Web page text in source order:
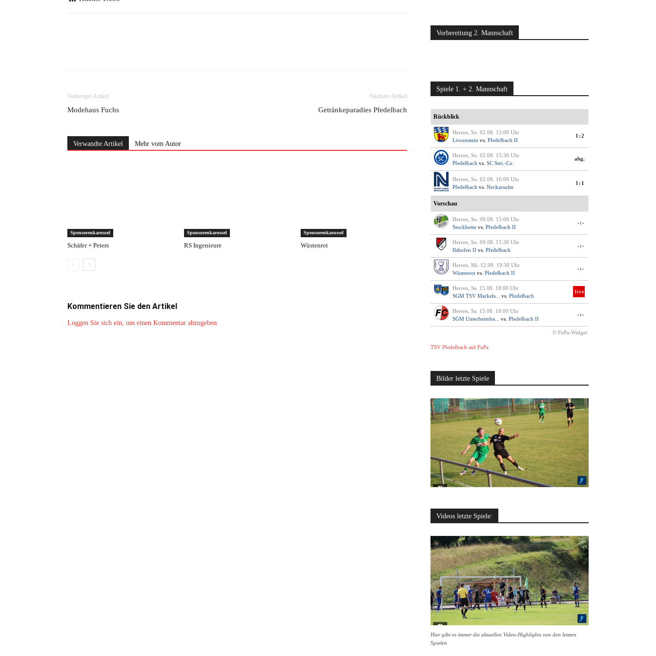
Vorheriger Artikel
Modehaus Fuchs
Nächster Artikel
Getränkeparadies Pfedelbach
Verwandte Artikel Mehr vom Autor
Sponsorenkarussel
Schäfer + Peters
Sponsorenkarussel
RS Ingenieure
Sponsorenkarussel
Wüstenrot
Kommentieren Sie den Artikel
Loggen Sie sich ein, um einen Kommentar abzugeben
Vorbereitung 2. Mannschaft
Spiele 1. + 2. Mannschaft
Rückblick
Herren, So. 02.08. 15:00 Uhr
Löwenstein vs. Pfedelbach II
1:2
Herren, So. 02.08. 15:30 Uhr
Pfedelbach vs. SC Stei.-Co.
abg.
Herren, So. 02.08. 16:00 Uhr
Pfedelbach vs. Neckarsulm
1:1
Vorschau
Herren, So. 09.08. 15:00 Uhr
Stockheim vs. Pfedelbach II
-:-
Herren, So. 09.08. 15:30 Uhr
Ilshofen II vs. Pfedelbach
-:-
Herren, Mi. 12.08. 19:30 Uhr
Wüstenrot vs. Pfedelbach II
-:-
Herren, Sa. 15.08. 18:00 Uhr
SGM TSV Markels...
vs. Pfedelbach
live
Herren, Sa. 15.08. 18:00 Uhr
SGM Unterheimba...
vs. Pfedelbach II
-:-
© FuPa-Widget
TSV Pfedelbach auf FuPa
Bilder letzte Spiele
Videos letzte Spiele:
Hier gibt es immer die aktuellen Video-Highlights von den letzten
Spielen